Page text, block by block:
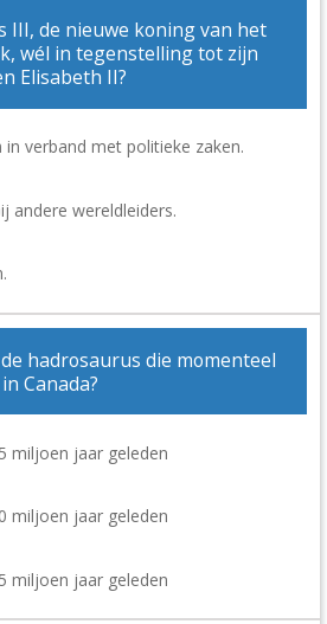
III, de nieuwe koning van het
wél in tegenstelling tot zijn
Elisabeth II?
in verband met politieke zaken.
andere wereldleiders.
hadrosaurus die momenteel
Canada?
miljoen jaar geleden
miljoen jaar geleden
miljoen jaar geleden